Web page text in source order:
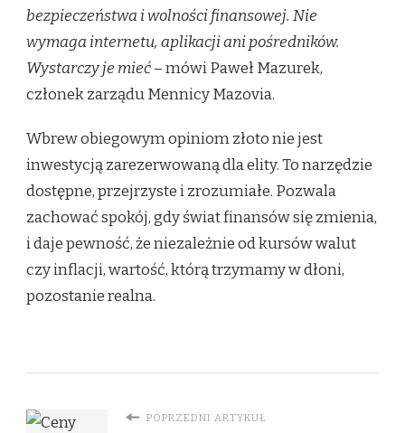
bezpieczeństwa i wolności finansowej. Nie
wymaga internetu, aplikacji ani pośredników.
Wystarczy je mieć– mówi Paweł Mazurek,
członek zarządu Mennicy Mazovia.
Wbrew obiegowym opiniom złoto nie jest
inwestycją zarezerwowaną dla elity. To narzędzie
dostępne, przejrzyste i zrozumiałe. Pozwala
zachować spokój, gdy świat finansów się zmienia,
i daje pewność, że niezależnie od kursów walut
czy inflacji, wartość, którą trzymamy w dłoni,
pozostanie realna.
POPRZEDNI ARTYKUŁ